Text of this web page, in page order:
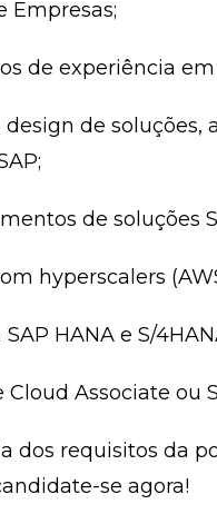
Empresas;
de experiência
de soluções,
de soluções
hyperscalers
HANA e S/
Cloud Associate ou
dos requisitos da
se agora!